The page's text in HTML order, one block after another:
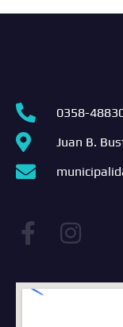
0358-
Juan B.